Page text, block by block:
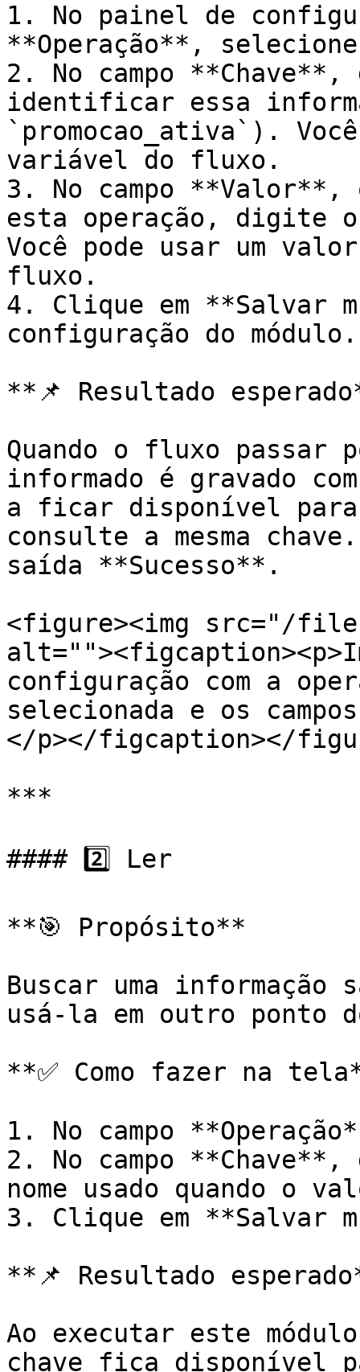
1. No painel de
**Operação**,
2. No campo
identificar essa
`promocao_ativa`). Você
variável do fluxo.
3. No campo **Valor**,
esta operação, digite
Você pode usar um
fluxo.
4. Clique em **Salvar
configuração do módulo.
**📌 Resultado
Quando o fluxo passar
informado é gravado
a ficar disponível
consulte a mesma
saída **Sucesso**.
<figure><img src="/
configuração com a
selecionada e os
</p></figcaption></
***
#### 2️⃣ Ler
**🎯 Propósito**
Buscar uma informação
usá-la em outro ponto
**✅ Como fazer na
1. No campo
2. No campo **Chave**,
nome usado quando o
3. Clique em **Salvar
**📌 Resultado
Ao executar este
chave fica disponível